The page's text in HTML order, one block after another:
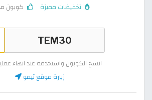
تخفيضات مميزة كوبون
انسخ الكوبون واستخدمه عند انهاء
زيارة موقع تيمو